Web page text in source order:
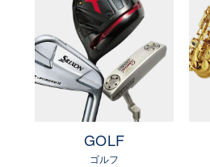
市・大子町・日立市・常陸大
茨城県 鹿行地区（鉾田市・行
岡市・潮来市・神栖市）
茨城県 県南地区（石岡市・
浦市・つくば市・阿見町・美
市・龍ヶ崎市・取手市・利根
みらい市・守谷市）
GOLF
ゴルフ